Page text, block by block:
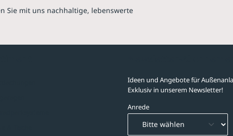
Sie mit uns nachhaltige, lebenswerte
Ideen und Angebote für
Exklusiv in unserem Newsletter!
Anrede